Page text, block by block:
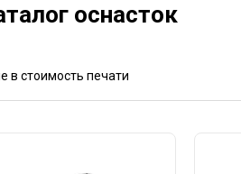
оснасток
в стоимость печати